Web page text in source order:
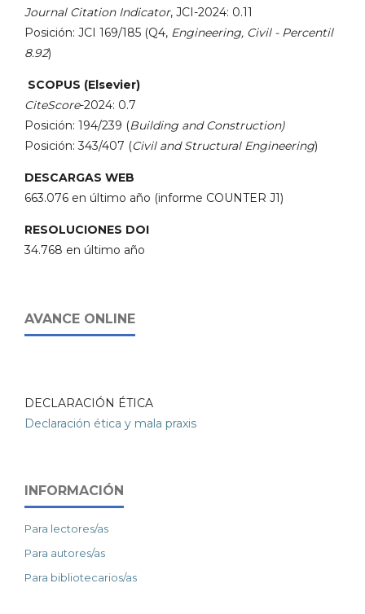
Journal Citation Indicator, JCI-2024: 0.11
Posición: JCI 169/185 (Q4, Engineering, Civil - Percentil
8.92)
SCOPUS (Elsevier)
CiteScore-2024: 0.7
Posición: 194/239 (Building and Construction)
Posición: 343/407 (Civil and Structural Engineering)
DESCARGAS WEB
663.076 en último año (informe COUNTER J1)
RESOLUCIONES DOI
34.768 en último año
AVANCE ONLINE
DECLARACIÓN ÉTICA
Declaración ética y mala praxis
INFORMACIÓN
Para lectores/as
Para autores/as
Para bibliotecarios/as